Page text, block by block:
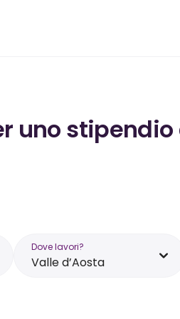
uno
Dove lavori?
Valle d’Aosta